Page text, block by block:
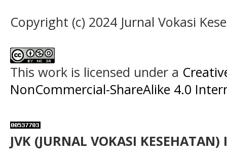
Copyright (c) 2024 Jurnal Vokasi
This work is licensed under a
NonCommercial-ShareAlike 4.0
JVK (JURNAL VOKASI KESEHATAN)